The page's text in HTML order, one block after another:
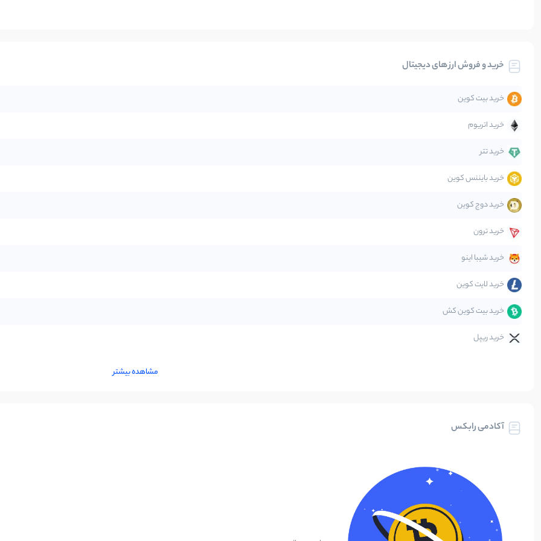
تحلیل
جهان
دیفای
صرافی‌ها
قانون‌گذاری
متاورس
خرید و فروش ارز های دیجیتال
خرید بیت کوین
خرید اتریوم
خرید تتر
خرید بایننس کوین
خرید دوج کوین
خرید ترون
خرید شیبا اینو
خرید لایت کوین
خرید بیت کوین کش
خرید ریپل
مشاهده بیشتر
آکادمی رابکس